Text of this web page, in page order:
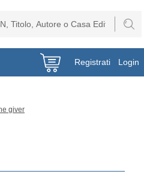
Registrati Login